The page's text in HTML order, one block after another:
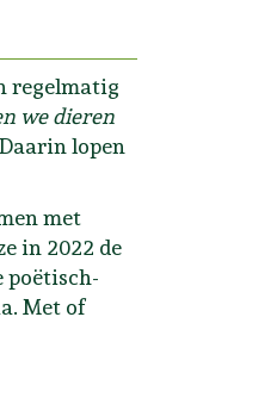
regelmatig
we dieren
lopen
met
in 2022 de
poëtisch-
Met of